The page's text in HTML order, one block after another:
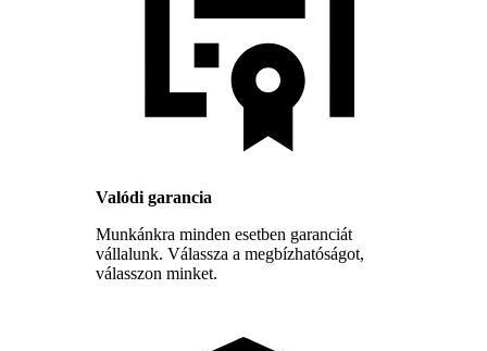
Valódi garancia
Munkánkra minden esetben garanciát
vállalunk. Válassza a megbízhatóságot,
válasszon minket.